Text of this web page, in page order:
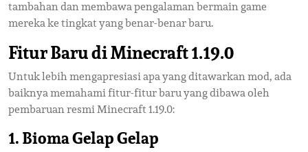
tambahan dan membawa pengalaman bermain game
mereka ke tingkat yang benar-benar baru.
Fitur Baru di Minecraft 1.19.0
Untuk lebih mengapresiasi apa yang ditawarkan mod, ada
baiknya memahami fitur-fitur baru yang dibawa oleh
pembaruan resmi Minecraft 1.19.0:
1. Bioma Gelap Gelap